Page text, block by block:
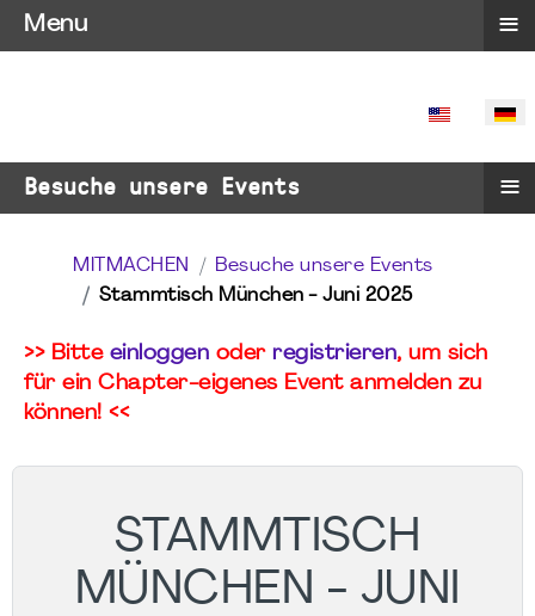
SPRACHE
Besuche unsere Events ≡
MITMACHEN
Besuche unsere Events
Stammtisch München - Juni 2025
>> Bitte einloggen oder registrieren, um sich
für ein Chapter-eigenes Event anmelden zu
können! <<
STAMMTISCH
MÜNCHEN - JUNI
Menu ≡